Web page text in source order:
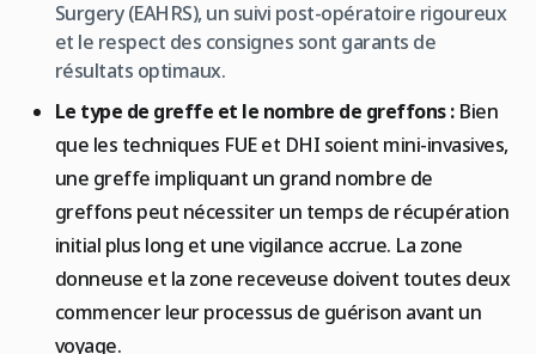
Surgery (EAHRS), un suivi post-opératoire rigoureux
et le respect des consignes sont garants de
résultats optimaux.
Le type de greffe et le nombre de greffons :Bien
que les techniques FUE et DHI soient mini-invasives,
une greffe impliquant un grand nombre de
greffons peut nécessiter un temps de récupération
initial plus long et une vigilance accrue. La zone
donneuse et la zone receveuse doivent toutes deux
commencer leur processus de guérison avant un
voyage.